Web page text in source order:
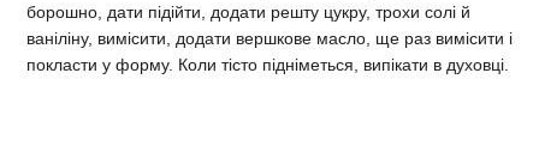
борошно, дати підійти, додати решту цукру, трохи солі й
ваніліну, вимісити, додати вершкове масло, ще раз вимісити і
покласти у форму. Коли тісто підніметься, випікати в духовці.